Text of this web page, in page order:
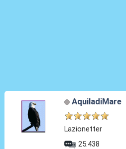
AquiladiMare
Lazionetter
25.438